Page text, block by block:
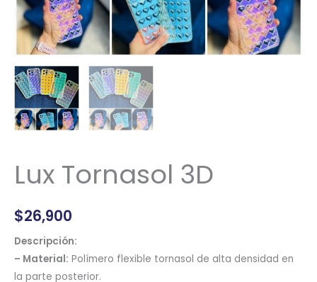
Lux Tornasol 3D
$26,900
Descripción:
– Material: Polímero flexible tornasol de alta densidad en
la parte posterior.